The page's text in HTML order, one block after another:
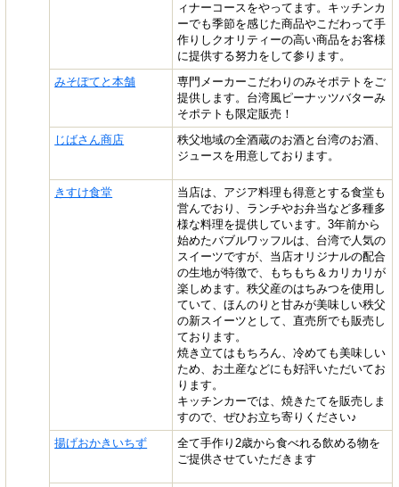
ィナーコースをやってます。キッチンカ
ーでも季節を感じた商品やこだわって手
作りしクオリティーの高い商品をお客様
に提供する努力をして参ります。
みそぽてと本舗
専門メーカーこだわりのみそポテトをご
提供します。台湾風ピーナッツバターみ
そポテトも限定販売！
じばさん商店
秩父地域の全酒蔵のお酒と台湾のお酒、
ジュースを用意しております。
きすけ食堂
当店は、アジア料理も得意とする食堂も
営んでおり、ランチやお弁当など多種多
様な料理を提供しています。3年前から
始めたバブルワッフルは、台湾で人気の
スイーツですが、当店オリジナルの配合
の生地が特徴で、もちもち＆カリカリが
楽しめます。秩父産のはちみつを使用し
ていて、ほんのりと甘みが美味しい秩父
の新スイーツとして、直売所でも販売し
ております。
焼き立てはもちろん、冷めても美味しい
ため、お土産などにも好評いただいてお
ります。
キッチンカーでは、焼きたてを販売しま
すので、ぜひお立ち寄りください♪
揚げおかきいちず
全て手作り2歳から食べれる飲める物を
ご提供させていただきます